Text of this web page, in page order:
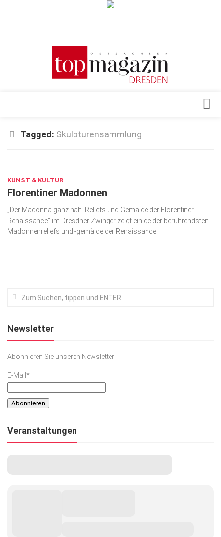
Verkaufsstellen
Top Gesundheitsforum Dresden / Ostsachsen
Geschäft
gesund & schön
Gesellschaft
Kunst & Kultur
SACHSEN IN PARIS
Tagged: Skulpturensammlung
KUNST & KULTUR
Florentiner Madonnen
„Der Madonna ganz nah. Reliefs und Gemälde der Florentiner
Renaissance“ im Dresdner Zwinger zeigt einige der berührendsten
Madonnenreliefs und -ge­mälde der Renaissance.
Newsletter
Abonnieren Sie unseren Newsletter
E-Mail*
Veranstaltungen